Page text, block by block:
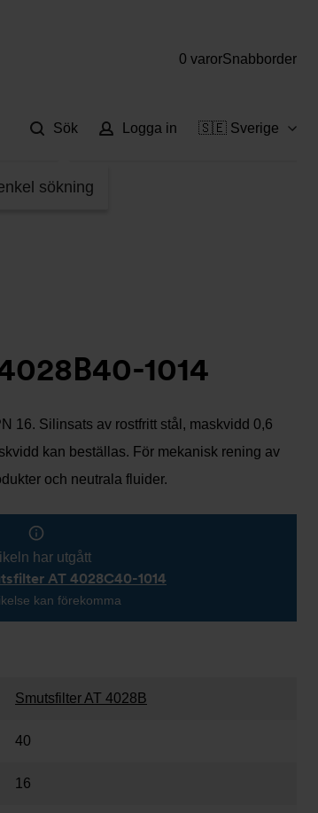
0 varorSnabborder
sökning
Sök Logga in 🇸🇪 Sverige
1014
1014
16. Silinsats av rostfritt stål, maskvidd 0,6
kan beställas. För mekanisk rening av
och neutrala fluider.
har utgått
AT 4028C40-1014
kan förekomma
Smutsfilter AT 4028B
40
16